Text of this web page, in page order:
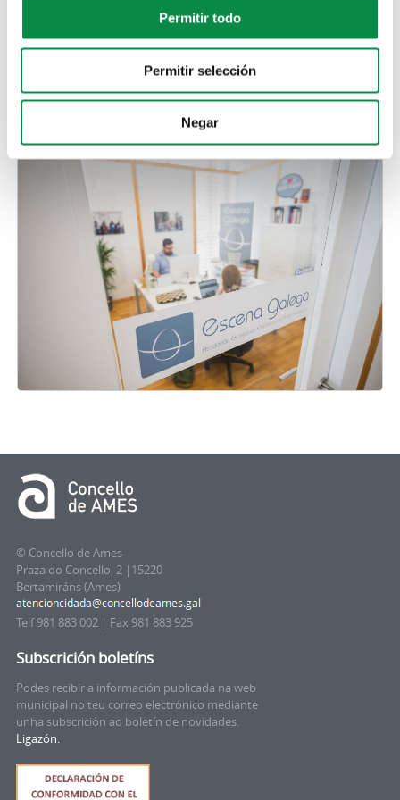
Permitir todo
Permitir selección
Negar
As persoas interesadas en asistir deberán enviar un correo
electrónico ao enderezo
redeculturalaccesible@escenagalega.galindicando nome e
apelidos, contacto, perfil profesional e lugar de traballo. Do
no mesmo enderezo de correo.
© Concello de Ames
Praza do Concello, 2 |15220
Bertamiráns (Ames)
Telf 981 883 002 | Fax 981 883 925
Subscrición boletíns
Podes recibir a información publicada na web
municipal no teu correo electrónico mediante
unha subscrición ao boletín de novidades.
Ligazón.